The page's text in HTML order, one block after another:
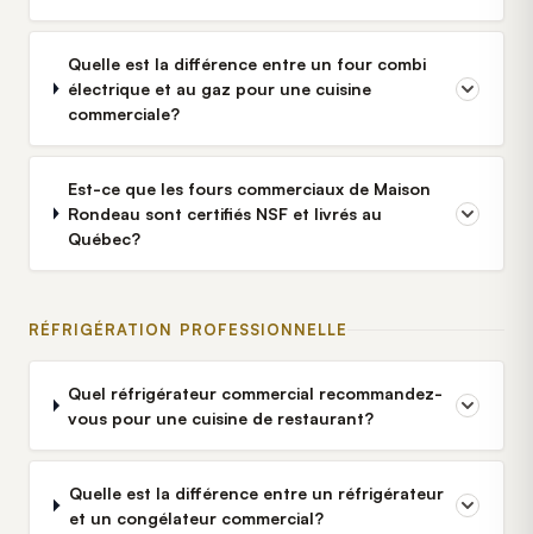
Quelle est la différence entre un four combi
électrique et au gaz pour une cuisine
commerciale?
Est-ce que les fours commerciaux de Maison
Rondeau sont certifiés NSF et livrés au
Québec?
RÉFRIGÉRATION PROFESSIONNELLE
Quel réfrigérateur commercial recommandez-
vous pour une cuisine de restaurant?
Quelle est la différence entre un réfrigérateur
et un congélateur commercial?